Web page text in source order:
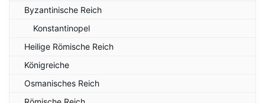
Byzantinische Reich
Konstantinopel
Heilige Römische Reich
Königreiche
Osmanisches Reich